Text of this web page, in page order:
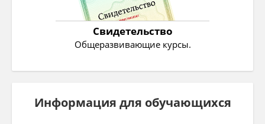
Свидетельство
Общеразвивающие курсы.
Информация для обучающихся